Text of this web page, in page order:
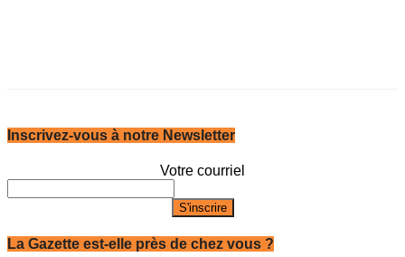
Inscrivez-vous à notre Newsletter
Votre courriel
La Gazette est-elle près de chez vous ?